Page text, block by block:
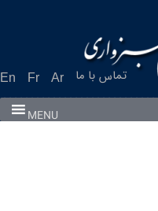
En Fr Ar تماس با ما
MENU